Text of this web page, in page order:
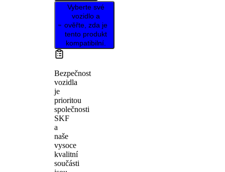
Vyberte své
vozidlo a
ověřte, zda je
tento produkt
kompatibilní.
Bezpečnost
vozidla
je
prioritou
společnosti
SKF
a
naše
vysoce
kvalitní
součásti